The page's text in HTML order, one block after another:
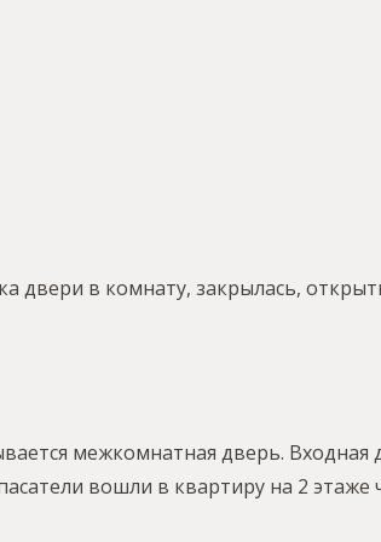
двери в комнату, закрылась,
межкомнатная дверь. Входная
вошли в квартиру на 2